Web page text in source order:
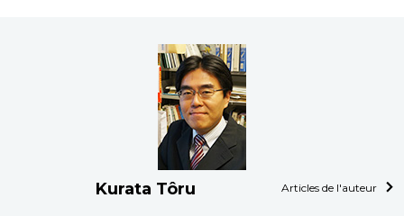
Kurata Tôru Articles de l'auteur